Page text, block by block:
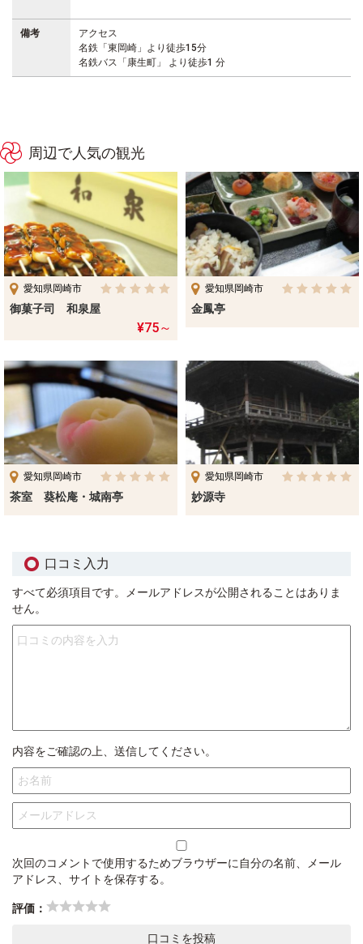
備考
アクセス
名鉄「東岡崎」より徒歩15分
名鉄バス「康生町」 より徒歩1 分
周辺で人気の観光
愛知県岡崎市
御菓子司 和泉屋
¥75～
愛知県岡崎市
金鳳亭
愛知県岡崎市
茶室 葵松庵・城南亭
愛知県岡崎市
妙源寺
口コミ入力
すべて必須項目です。メールアドレスが公開されることはありま
せん。
内容をご確認の上、送信してください。
次回のコメントで使用するためブラウザーに自分の名前、メール
アドレス、サイトを保存する。
評価：